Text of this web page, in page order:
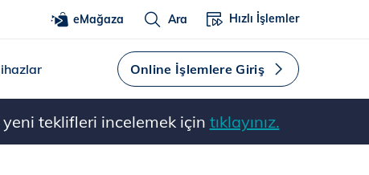
eMağaza Ara Hızlı İşlemler
Online İşlemlere Giriş
teklifleri incelemek için tıklayınız.